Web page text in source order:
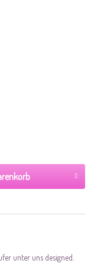
unter uns designed.